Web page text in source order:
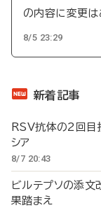
の内容に変更は
8/5 23:29
新着記事
RSV抗体の2回
シア
8/7 20:43
ビルテプソの添
果踏まえ